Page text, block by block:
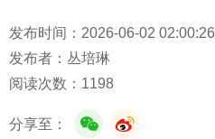
发布时间：2026-06-02 02:00:26
发布者：丛培琳
阅读次数： 1198
分享至：